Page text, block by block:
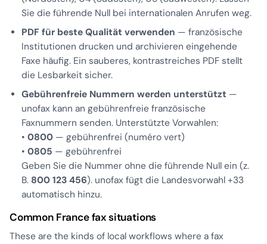
Sie die führende Null bei internationalen Anrufen weg.
PDF für beste Qualität verwenden — französische
Institutionen drucken und archivieren eingehende
Faxe häufig. Ein sauberes, kontrastreiches PDF stellt
die Lesbarkeit sicher.
Gebührenfreie Nummern werden unterstützt —
unofax kann an gebührenfreie französische
Faxnummern senden. Unterstützte Vorwahlen:
• 0800 — gebührenfrei (numéro vert)
• 0805 — gebührenfrei
Geben Sie die Nummer ohne die führende Null ein (z.
B. 800 123 456). unofax fügt die Landesvorwahl +33
automatisch hinzu.
Common France fax situations
These are the kinds of local workflows where a fax